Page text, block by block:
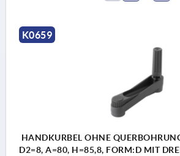
K0659
HANDKURBEL OHNE
D2=8, A=80, H=85,8, FORM:D MIT